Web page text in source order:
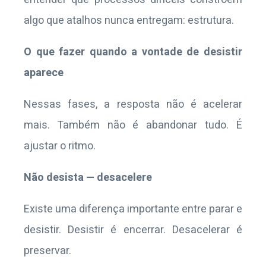
algo que atalhos nunca entregam: estrutura.
O que fazer quando a vontade de desistir
aparece
Nessas fases, a resposta não é acelerar
mais. Também não é abandonar tudo. É
ajustar o ritmo.
Não desista — desacelere
Existe uma diferença importante entre parar e
desistir. Desistir é encerrar. Desacelerar é
preservar.